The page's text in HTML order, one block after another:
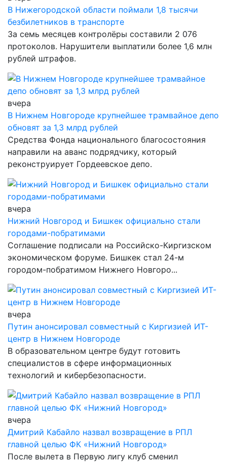
В Нижегородской области поймали 1,8 тысячи
безбилетников в транспорте
За семь месяцев контролёры составили 2 076
протоколов. Нарушители выплатили более 1,6 млн
рублей штрафов.
вчера
В Нижнем Новгороде крупнейшее трамвайное депо
обновят за 1,3 млрд рублей
Средства Фонда национального благосостояния
направили на аванс подрядчику, который
реконструирует Гордеевское депо.
вчера
Нижний Новгород и Бишкек официально стали
городами-побратимами
Соглашение подписали на Российско-Киргизском
экономическом форуме. Бишкек стал 24-м
городом-побратимом Нижнего Новгоро...
вчера
Путин анонсировал совместный с Киргизией ИТ-
центр в Нижнем Новгороде
В образовательном центре будут готовить
специалистов в сфере информационных
технологий и кибербезопасности.
вчера
Дмитрий Кабайло назвал возвращение в РПЛ
главной целью ФК «Нижний Новгород»
После вылета в Первую лигу клуб сменил